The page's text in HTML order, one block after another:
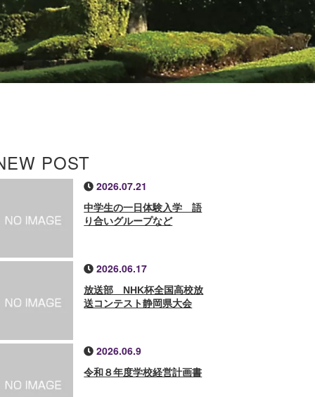
POST
2026.07.21
中学生の一日体験入学 語
り合いグループなど
2026.06.17
放送部 NHK杯全国高校放
送コンテスト静岡県大会
2026.06.9
令和８年度学校経営計画書